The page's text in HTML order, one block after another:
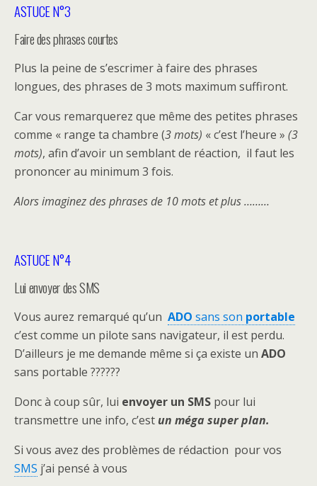
ASTUCE N°3
Faire des phrases courtes
Plus la peine de s’escrimer à faire des phrases
longues, des phrases de 3 mots maximum suffiront.
Car vous remarquerez que même des petites phrases
comme « range ta chambre (3 mots) « c’est l’heure » (3
mots), afin d’avoir un semblant de réaction, il faut les
prononcer au minimum 3 fois.
Alors imaginez des phrases de 10 mots et plus ………
ASTUCE N°4
Lui envoyer des SMS
Vous aurez remarqué qu’un ADO sans son portable
c’est comme un pilote sans navigateur, il est perdu.
D’ailleurs je me demande même si ça existe un ADO
sans portable ??????
Donc à coup sûr, lui envoyer un SMS pour lui
transmettre une info, c’est un méga super plan.
Si vous avez des problèmes de rédaction pour vos
SMS j’ai pensé à vous